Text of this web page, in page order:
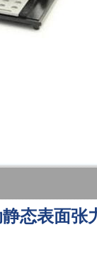
态表面张